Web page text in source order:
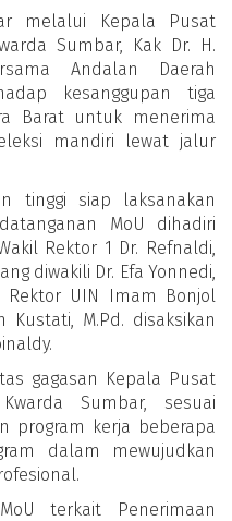
melalui Kepala Pusat
Sumbar, Kak Dr. H.
Andalan Daerah
kesanggupan tiga
Barat untuk menerima
mandiri lewat jalur
tinggi siap laksanakan
MoU dihadiri
Rektor 1 Dr. Refnaldi,
diwakili Dr. Efa Yonnedi,
Rektor UIN Imam Bonjol
Kustati, M.Pd. disaksikan
gagasan Kepala Pusat
Sumbar, sesuai
program kerja beberapa
dalam mewujudkan
terkait Penerimaan